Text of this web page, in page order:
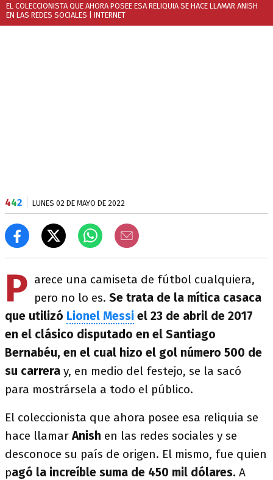
EL COLECCIONISTA QUE AHORA POSEE ESA RELIQUIA SE HACE LLAMAR ANISH
EN LAS REDES SOCIALES | INTERNET
442 LUNES 02 DE MAYO DE 2022
P arece una camiseta de fútbol cualquiera,
pero no lo es. Se trata de la mítica casaca
que utilizó Lionel Messi el 23 de abril de 2017
en el clásico disputado en el Santiago
Bernabéu, en el cual hizo el gol número 500 de
su carrera y, en medio del festejo, se la sacó
para mostrársela a todo el público.
El coleccionista que ahora posee esa reliquia se
hace llamarAnish en las redes sociales y se
desconoce su país de origen. El mismo, fue quien
pagó la increíble suma de 450 mil dólares. A